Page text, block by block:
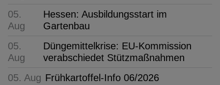
05.
Aug
Hessen: Ausbildungsstart im
Gartenbau
05.
Aug
Düngemittelkrise: EU-Kommission
verabschiedet Stützmaßnahmen
05. Aug Frühkartoffel-Info 06/2026